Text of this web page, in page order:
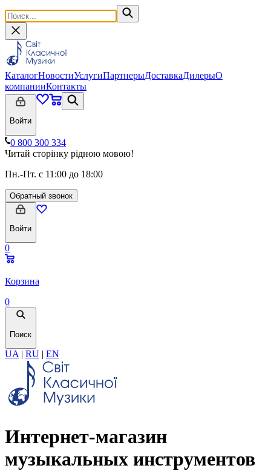
КаталогНовостиУслугиПартнерыДоставкаДилерыО
компанииКонтакты
Войти
0 800 300 334
Читай сторінку рідною мовою!
Пн.-Пт. с 11:00 до 18:00
Обратный звонок
Войти
0
Корзина
0
Поиск
UA | RU | EN
Интернет-магазин
музыкальных инструментов